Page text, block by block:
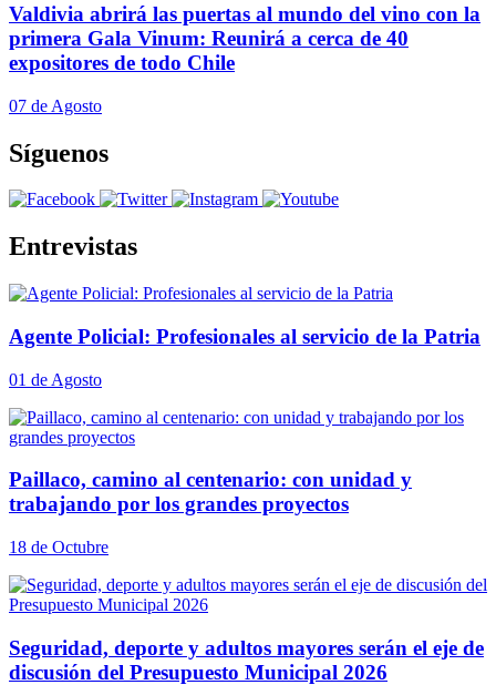
Valdivia abrirá las puertas al mundo del vino con la
primera Gala Vinum: Reunirá a cerca de 40
expositores de todo Chile
07 de Agosto
Síguenos
Entrevistas
Agente Policial: Profesionales al servicio de la Patria
01 de Agosto
Paillaco, camino al centenario: con unidad y
trabajando por los grandes proyectos
18 de Octubre
Seguridad, deporte y adultos mayores serán el eje de
discusión del Presupuesto Municipal 2026